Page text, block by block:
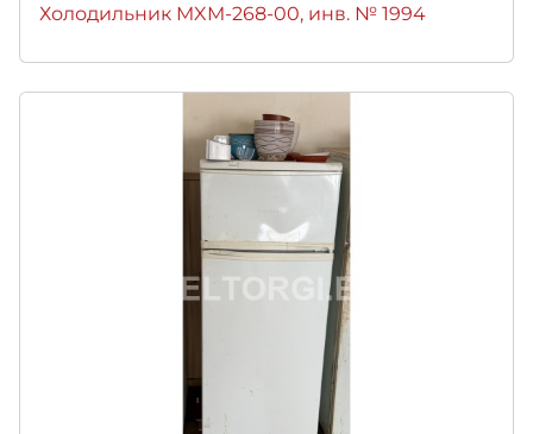
Холодильник MXM-268-00, инв. № 1994